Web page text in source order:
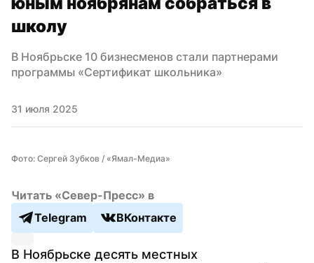
школу
В Ноябрьске 10 бизнесменов стали партнерами
программы «Сертификат школьника»
31 июля 2025
Фото: Сергей Зубков / «Ямал-Медиа»
Читать «Север-Пресс» в
Telegram
ВКонтакте
В Ноябрьске десять местных